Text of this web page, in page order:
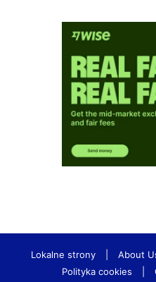
Lokalne strony About
Polityka cookies